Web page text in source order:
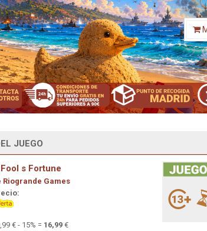
JUEGO
s Fortune
Riogrande Games
€ - 15% = 16,99 €